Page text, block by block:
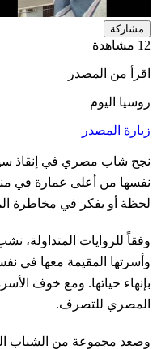
مشاركة
12 مشاهدة
اقرأ من المصدر
روسيا اليوم
زيارة المصدر
نجح شاب مصري في إنقاذ
نفسها من أعلى عمارة في
لحظة أو يفكر في مخاطرة
وفقاً للروايات المتداولة،
وأسرتها المقيمة معها في
بإنهاء حياتها. ومع خوف
المصري للتصرف.
وصعد مجموعة من الشباب